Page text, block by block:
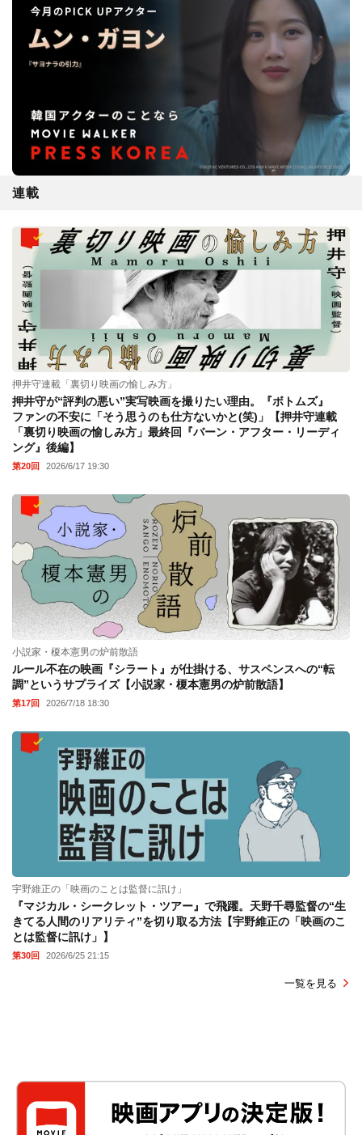
連載
押井守連載「裏切り映画の愉しみ方」
押井守が“評判の悪い”実写映画を撮りたい理由。『ボトムズ』
ファンの不安に「そう思うのも仕方ないかと(笑)」【押井守連載
「裏切り映画の愉しみ方」最終回『バーン・アフター・リーディ
ング』後編】
第20回 2026/6/17 19:30
小説家・榎本憲男の炉前散語
ルール不在の映画『シラート』が仕掛ける、サスペンスへの“転
調”というサプライズ【小説家・榎本憲男の炉前散語】
第17回 2026/7/18 18:30
宇野維正の「映画のことは監督に訊け」
『マジカル・シークレット・ツアー』で飛躍。天野千尋監督の“生
きてる人間のリアリティ”を切り取る方法【宇野維正の「映画のこ
とは監督に訊け」】
第30回 2026/6/25 21:15
一覧を見る